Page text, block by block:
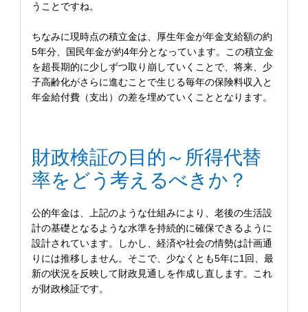
うことですね。
ちなみに現時点の積立金は、厚生年金が年金支給額の約
5年分、国民年金が約4年分となっています。この積立金
を超長期的に少しずつ取り崩していくことで、将来、少
子高齢化がさらに進むことで生じる毎年の保険料収入と
年金給付費（支出）の差を埋めていくこととなります。
財政検証の目的～所得代替
率をどう考えるべきか？
公的年金は、上記のような仕組みにより、老後の生活設
計の基礎となるような水準を持続的に確保できるように
設計されています。しかし、経済や社会の情勢は計画通
りには推移しません。そこで、少なくとも5年に1回、最
新の状況を反映して財政見通しを作成し直します。これ
が財政検証です。